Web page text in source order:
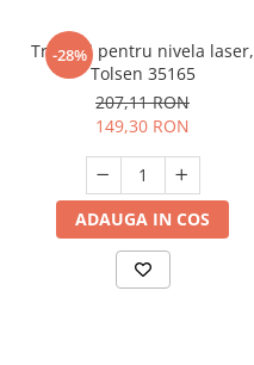
-28%
Trepied pentru nivela laser,
Tolsen 35165
207,11 RON
149,30 RON
ADAUGA IN COS